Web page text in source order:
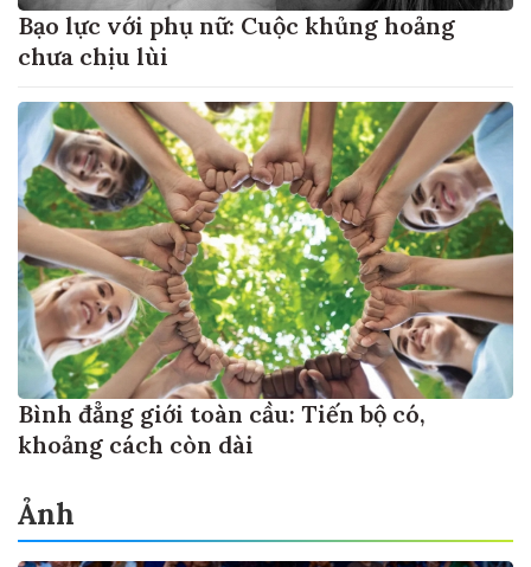
Bạo lực với phụ nữ: Cuộc khủng hoảng
chưa chịu lùi
Bình đẳng giới toàn cầu: Tiến bộ có,
khoảng cách còn dài
Ảnh